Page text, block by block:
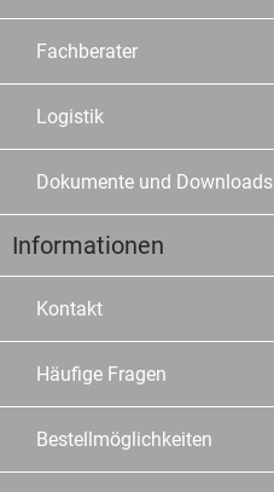
Fachberater
Logistik
Dokumente und Downloads
Informationen
Kontakt
Häufige Fragen
Bestellmöglichkeiten